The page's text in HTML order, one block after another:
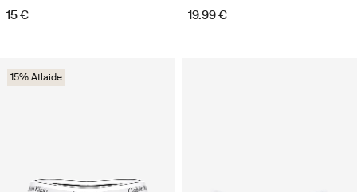
15 € 19.99 €
15% Atlaide